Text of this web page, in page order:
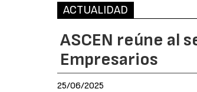
ACTUALIDAD
ASCEN reúne al
Empresarios
25/06/2025